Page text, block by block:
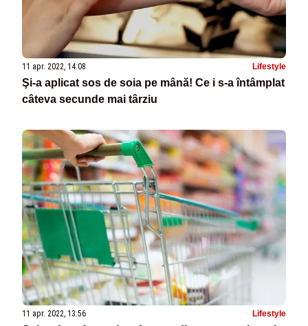
11 apr. 2022, 14:08 Lifestyle
Şi-a aplicat sos de soia pe mână! Ce i s-a întâmplat
câteva secunde mai târziu
11 apr. 2022, 13:56 Lifestyle